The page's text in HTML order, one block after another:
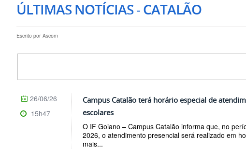
ÚLTIMAS NOTÍCIAS - CATALÃO
Escrito por Ascom
Campus Catalão terá horário especial de
escolares
O IF Goiano – Campus Catalão informa que, no
2026, o atendimento presencial será realizado em
mais...
26/06/26
15h47